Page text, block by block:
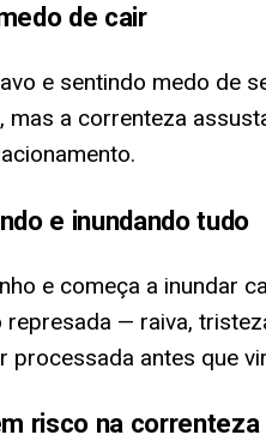
de cair
e sentindo medo de
mas a correnteza
e inundando tudo
e começa a inundar
— raiva,
antes que
risco na correnteza